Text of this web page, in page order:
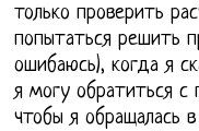
только проверить
попытаться решить
ошибаюсь), когда я
я могу обратиться с
чтобы я обращалась